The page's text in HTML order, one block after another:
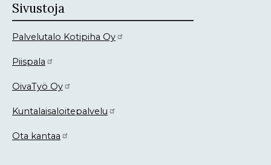
Sivustoja
Palvelutalo Kotipiha Oy
Piispala
OivaTyö Oy
Kuntalaisaloitepalvelu
Ota kantaa